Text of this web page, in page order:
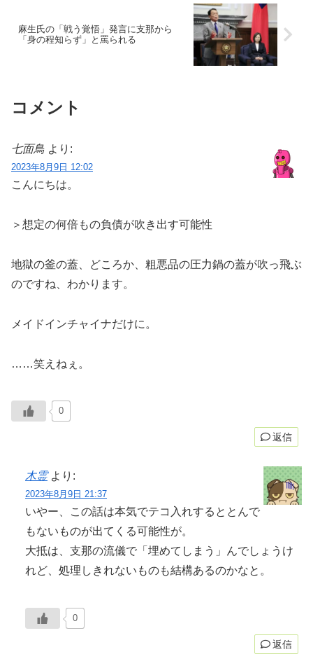
麻生氏の「戦う覚悟」発言に支那から
「身の程知らず」と罵られる
コメント
七面鳥 より:
2023年8月9日 12:02
こんにちは。
＞想定の何倍もの負債が吹き出す可能性
地獄の釜の蓋、どころか、粗悪品の圧力鍋の蓋が吹っ飛ぶ
のですね、わかります。
メイドインチャイナだけに。
……笑えねぇ。
0
返信
木霊 より:
2023年8月9日 21:37
いやー、この話は本気でテコ入れするととんで
もないものが出てくる可能性が。
大抵は、支那の流儀で「埋めてしまう」んでしょうけ
れど、処理しきれないものも結構あるのかなと。
0
返信